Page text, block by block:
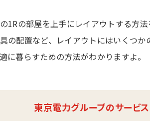
1Rの部屋を上手にレイアウトする方
の配置など、レイアウトにはいくつか
に暮らすための方法がわかりますよ。
東京電力グループのサービス